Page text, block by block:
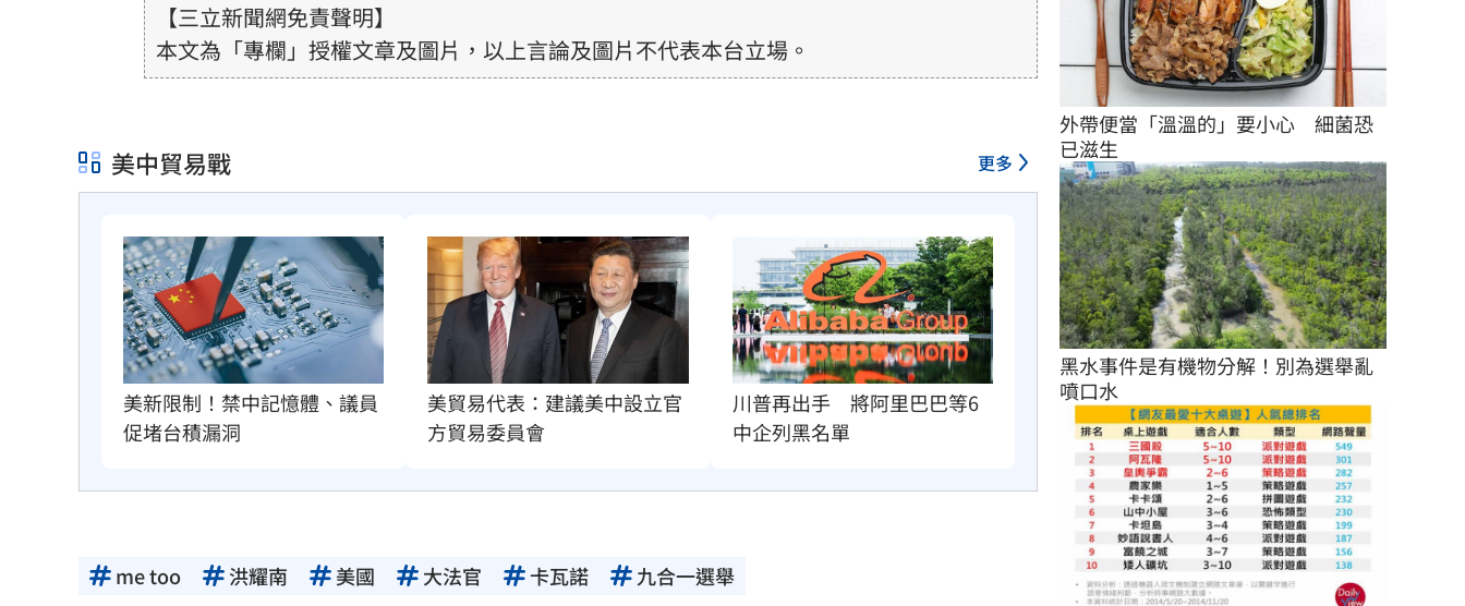
【三立新聞網免責聲明】
本文為「專欄」授權文章及圖片，以上言論及圖片不代表本台立場。
美中貿易戰 更多
美新限制！禁中記憶體、議員
促堵台積漏洞
美貿易代表：建議美中設立官
方貿易委員會
川普再出手　將阿里巴巴等6
中企列黑名單
me too 洪耀南 美國 大法官 卡瓦諾 九合一選舉
外帶便當「溫溫的」要小心　細菌恐
已滋生
黑水事件是有機物分解！別為選舉亂
噴口水